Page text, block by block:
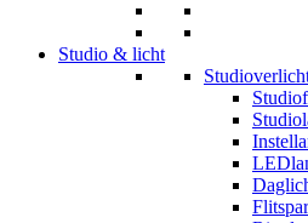
Studio & licht